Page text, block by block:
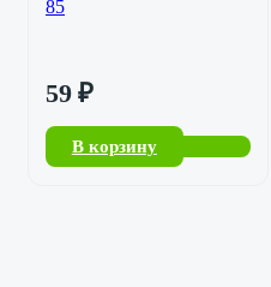
85
59 ₽
В корзину